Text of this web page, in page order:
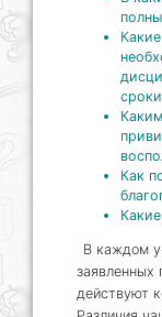
Как
В каждом
заявленных
действуют